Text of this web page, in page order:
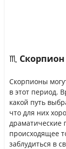
♏ Скорпион
Скорпионы
в этот период.
какой путь
что для них
драматические
происходящее
заблудиться в